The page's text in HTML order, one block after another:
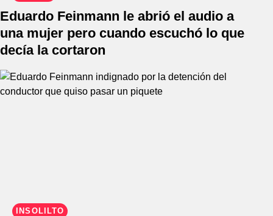
Eduardo Feinmann le abrió el audio a
una mujer pero cuando escuchó lo que
decía la cortaron
INSÓLILTO